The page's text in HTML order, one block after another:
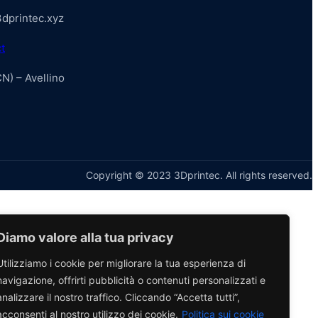
valore alla tua privacy
i cookie per migliorare la tua esperienza di
offrirti pubblicità o contenuti personalizzati e
il nostro traffico. Cliccando “Accetta tutti”,
al nostro utilizzo dei cookie. Politica sui cookie
– Avellino
Copyright © 2023 3Dprintec. All rights reserved.